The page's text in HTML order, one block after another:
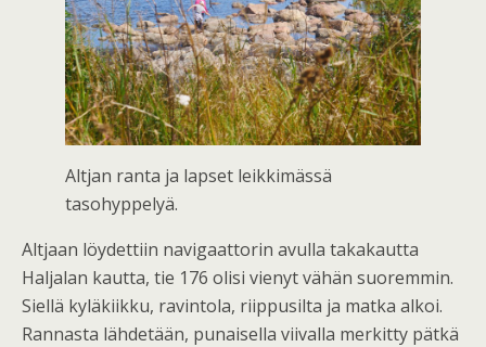
Altjan ranta ja lapset leikkimässä
tasohyppelyä.
Altjaan löydettiin navigaattorin avulla takakautta
Haljalan kautta, tie 176 olisi vienyt vähän suoremmin.
Siellä kyläkiikku, ravintola, riippusilta ja matka alkoi.
Rannasta lähdetään, punaisella viivalla merkitty pätkä